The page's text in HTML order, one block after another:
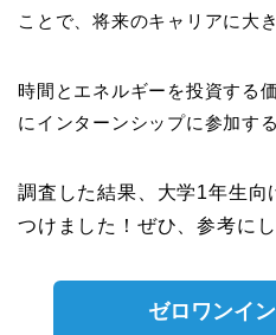
ことで、将来のキャリアに大
時間とエネルギーを投資する
にインターンシップに参加す
調査した結果、大学1年生向
つけました！ぜひ、参考に
ゼロワンイ
飽き